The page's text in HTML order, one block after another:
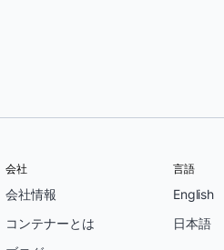
会社
会社情報
コンテナーとは
言語
English
日本語